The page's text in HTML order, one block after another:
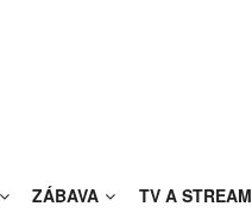
ZÁBAVA TV A STREAM